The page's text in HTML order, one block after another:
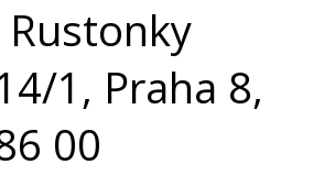
Rustonky
1, Praha 8,
00